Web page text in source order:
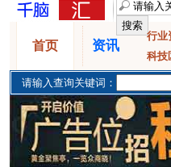
首页 资讯
行业
科技
请输入查询关键词：